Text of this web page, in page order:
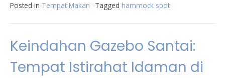
Posted in Tempat Makan Tagged hammock spot
Keindahan Gazebo Santai:
Tempat Istirahat Idaman di